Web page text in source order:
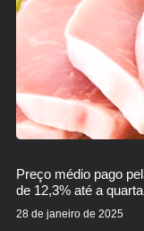
Preço médio pago
de 12,3% até a
28 de janeiro de 2025